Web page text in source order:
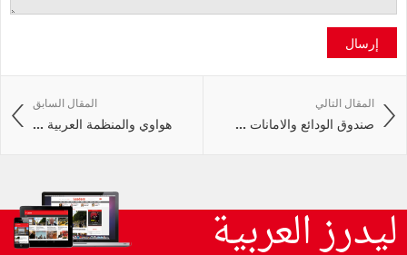
إرسال
المقال السابق
هواوي والمنظمة العربية ...
المقال التالي
صندوق الودائع والامانات ...
ليدرز العربية